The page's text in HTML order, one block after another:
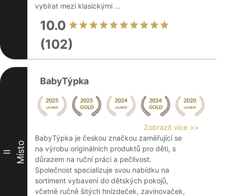
vybírat mezi klasickými ...
10.0
(102)
II Místo
BabyTýpka
Zobrazit více >>
BabyTýpka je českou značkou zaměřující se
na výrobu originálních produktů pro děti, s
důrazem na ruční práci a pečlivost.
Společnost specializuje svou nabídku na
sortiment vybavení do dětských pokojů,
včetně ručně šitých hnízdeček, zavinovaček,